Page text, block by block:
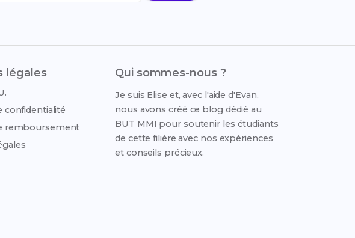
légales
confidentialité
remboursement
Qui sommes-nous ?
Je suis Elise et, avec l'aide d'Evan,
nous avons créé ce blog dédié au
BUT MMI pour soutenir les étudiants
de cette filière avec nos expériences
et conseils précieux.